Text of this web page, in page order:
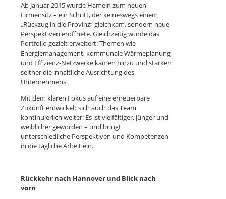
Ab Januar 2015 wurde Hameln zum neuen
Firmensitz – ein Schritt, der keineswegs einem
„Rückzug in die Provinz“ gleichkam, sondern neue
Perspektiven eröffnete. Gleichzeitig wurde das
Portfolio gezielt erweitert: Themen wie
Energiemanagement, kommunale Wärmeplanung
und Effizienz-Netzwerke kamen hinzu und stärken
seither die inhaltliche Ausrichtung des
Unternehmens.
Mit dem klaren Fokus auf eine erneuerbare
Zukunft entwickelt sich auch das Team
kontinuierlich weiter: Es ist vielfältiger, jünger und
weiblicher geworden – und bringt
unterschiedliche Perspektiven und Kompetenzen
in die tägliche Arbeit ein.
Rückkehr nach Hannover und Blick nach
vorn